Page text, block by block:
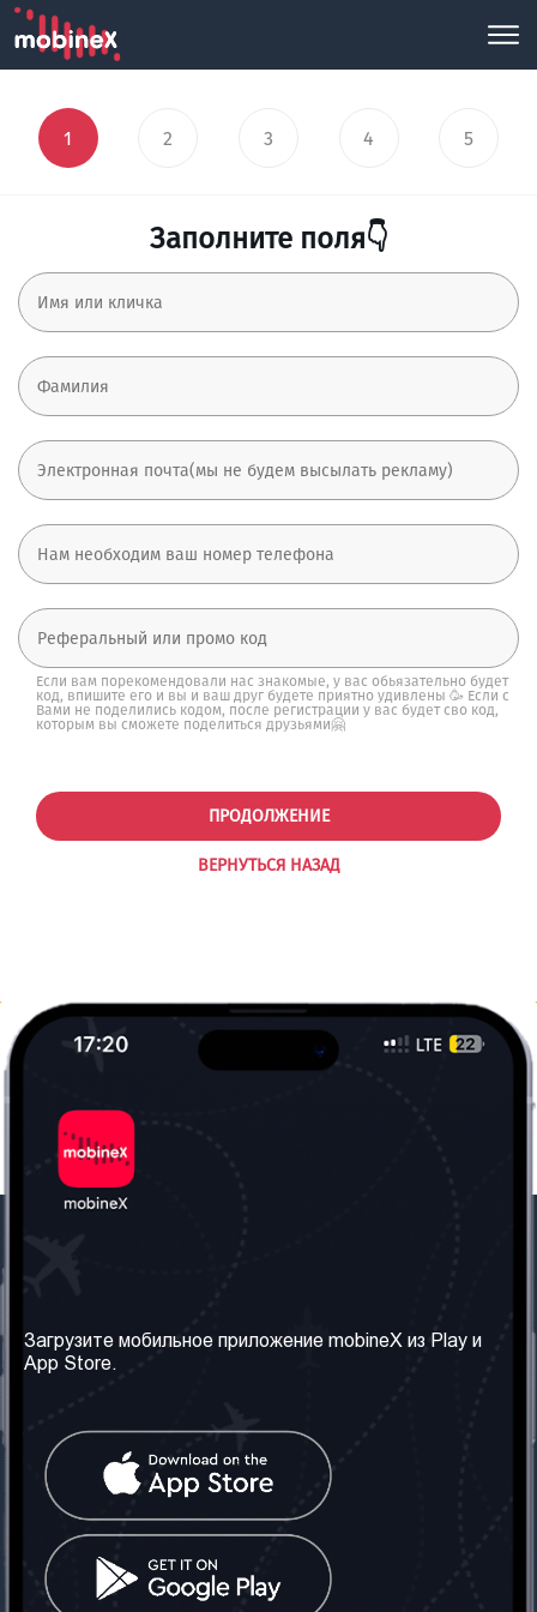
1 2 3 4 5
Заполните поля👇
Если вам порекомендовали нас знакомые, у вас обьязательно будет
код, впишите его и вы и ваш друг будете приятно удивлены 🥳 Если с
Вами не поделились кодом, после регистрации у вас будет сво код,
которым вы сможете поделиться друзьями🤗
ВЕРНУТЬСЯ НАЗАД
ПРОДОЛЖЕНИЕ
Наши сервисы
Правила и Условия
Часто задаваемые
вопросы
Контакт
Грузия: Тбилиси
Телефон: +442030340050
Социальные сети
Загрузите мобильное приложение mobineX из Play и
App Store.